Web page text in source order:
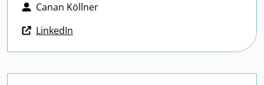
Canan Köllner
LinkedIn